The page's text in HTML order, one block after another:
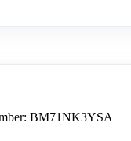
BM71NK3YSA